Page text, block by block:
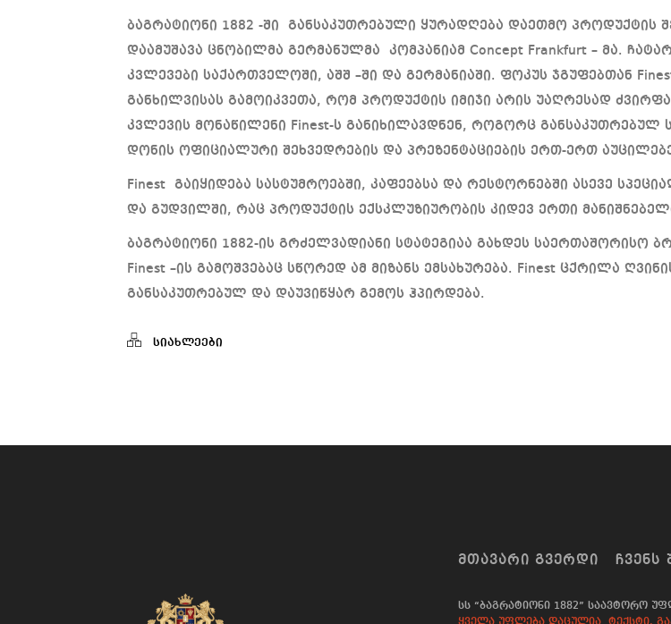
ბაგრატიონი 1882 -ში განსაკუთრებული ყურადღება დაეთმო პროდუქტის
დაამუშავა ცნობილმა გერმანულმა კომპანიამ Concept Frankfurt – მა.
კვლევები საქართველოში, აშშ –ში და გერმანიაში. ფოკუს ჯგუფებთან
განხილვისას გამოიკვეთა, რომ პროდუქტის იმიჯი არის უაღრესად
კვლევის მონაწილენი Finest-ს განიხილავდნენ, როგორც განსაკუთრებულ
დონის ოფიციალური შეხვედრების და პრეზენტაციების ერთ-ერთ
Finest გაიყიდება სასტუმროებში, კაფეებსა და რესტორნებში ასევე
და გუდვილში, რაც პროდუქტის ექსკლუზიურობის კიდევ ერთი
ბაგრატიონი 1882-ის გრძელვადიანი სტატეგიაა გახდეს საერთაშორისო
Finest –ის გამოშვებაც სწორედ ამ მიზანს ემსახურება. Finest ცქრილა
განსაკუთრებულ და დაუვიწყარ გემოს ჰპირდება.
სიახლეები
ᲛᲗᲐᲕᲐᲠᲘ ᲒᲕᲔᲠᲓᲘ ᲩᲕᲔᲜᲡ
სს “ბაგრატიონი 1882” საავტორო